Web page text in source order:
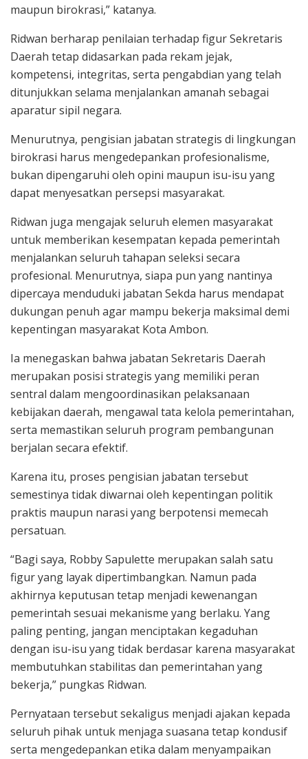
maupun birokrasi,” katanya.
Ridwan berharap penilaian terhadap figur Sekretaris
Daerah tetap didasarkan pada rekam jejak,
kompetensi, integritas, serta pengabdian yang telah
ditunjukkan selama menjalankan amanah sebagai
aparatur sipil negara.
Menurutnya, pengisian jabatan strategis di lingkungan
birokrasi harus mengedepankan profesionalisme,
bukan dipengaruhi oleh opini maupun isu-isu yang
dapat menyesatkan persepsi masyarakat.
Ridwan juga mengajak seluruh elemen masyarakat
untuk memberikan kesempatan kepada pemerintah
menjalankan seluruh tahapan seleksi secara
profesional. Menurutnya, siapa pun yang nantinya
dipercaya menduduki jabatan Sekda harus mendapat
dukungan penuh agar mampu bekerja maksimal demi
kepentingan masyarakat Kota Ambon.
Ia menegaskan bahwa jabatan Sekretaris Daerah
merupakan posisi strategis yang memiliki peran
sentral dalam mengoordinasikan pelaksanaan
kebijakan daerah, mengawal tata kelola pemerintahan,
serta memastikan seluruh program pembangunan
berjalan secara efektif.
Karena itu, proses pengisian jabatan tersebut
semestinya tidak diwarnai oleh kepentingan politik
praktis maupun narasi yang berpotensi memecah
persatuan.
“Bagi saya, Robby Sapulette merupakan salah satu
figur yang layak dipertimbangkan. Namun pada
akhirnya keputusan tetap menjadi kewenangan
pemerintah sesuai mekanisme yang berlaku. Yang
paling penting, jangan menciptakan kegaduhan
dengan isu-isu yang tidak berdasar karena masyarakat
membutuhkan stabilitas dan pemerintahan yang
bekerja,” pungkas Ridwan.
Pernyataan tersebut sekaligus menjadi ajakan kepada
seluruh pihak untuk menjaga suasana tetap kondusif
serta mengedepankan etika dalam menyampaikan